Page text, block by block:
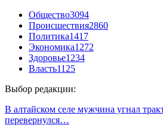
Общество3094
Происшествия2860
Политика1417
Экономика1272
Здоровье1234
Власть1125
Выбор редакции:
В алтайском селе мужчина угнал
перевернулся…